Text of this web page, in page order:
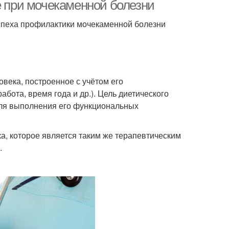
мочекаменной болезни
профилактики мочекаменной болезни
построенное с учётом его
время года и др.). Цель диетического
выполнения его функциональных
которое является таким же терапевтическим